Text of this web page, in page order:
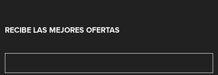
RECIBE LAS MEJORES OFERTAS